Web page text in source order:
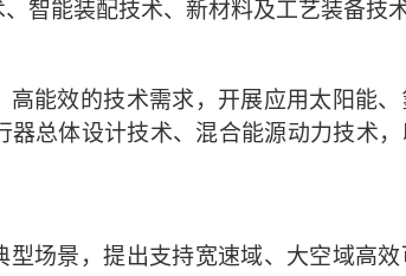
智能装配技术、新材料及工艺装备技术
能效的技术需求，开展应用太阳能
总体设计技术、混合能源动力技术
场景，提出支持宽速域、大空域高